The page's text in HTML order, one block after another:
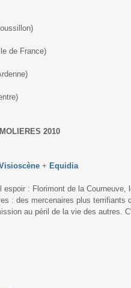
de France)
2010
+ Equidia
: Florimont de la
: des mercenaires plus
au péril de la vie des autres.